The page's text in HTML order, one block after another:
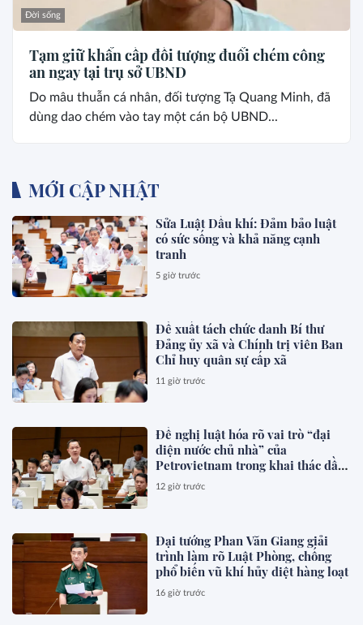
Đời sống
Tạm giữ khẩn cấp đối tượng đuổi chém công
an ngay tại trụ sở UBND
Do mâu thuẫn cá nhân, đối tượng Tạ Quang Minh, đã
dùng dao chém vào tay một cán bộ UBND...
MỚI CẬP NHẬT
Sửa Luật Dầu khí: Đảm bảo luật
có sức sống và khả năng cạnh
tranh
5 giờ trước
Đề xuất tách chức danh Bí thư
Đảng ủy xã và Chính trị viên Ban
Chỉ huy quân sự cấp xã
11 giờ trước
Đề nghị luật hóa rõ vai trò “đại
diện nước chủ nhà” của
Petrovietnam trong khai thác dầu
khí
12 giờ trước
Đại tướng Phan Văn Giang giải
trình làm rõ Luật Phòng, chống
phổ biến vũ khí hủy diệt hàng loạt
16 giờ trước